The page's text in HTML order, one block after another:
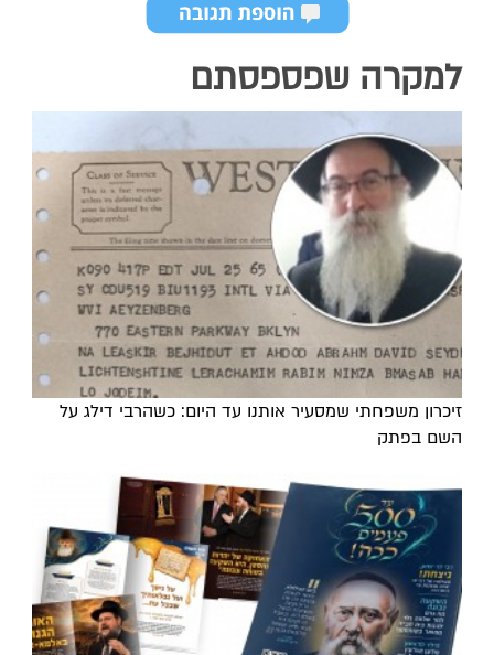
למקרה שפספסתם
זיכרון משפחתי שמסעיר אותנו עד היום: כשהרבי דילג על
השם בפתק